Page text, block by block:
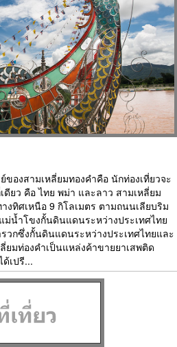
ของสามเหลี่ยมทองคำคือ นักท่องเที่ยวจะ
ยว คือ ไทย พม่า และลาว สามเหลี่ยม
งทิศเหนือ 9 กิโลเมตร ตามถนนเลียบริม
น้ำโขงกั้นดินแดนระหว่างประเทศไทย
วกซึ่งกั้นดินแดนระหว่างประเทศไทยและ
มท่องคำเป็นแหล่งค้าขายยาเสพติด
เปรี...